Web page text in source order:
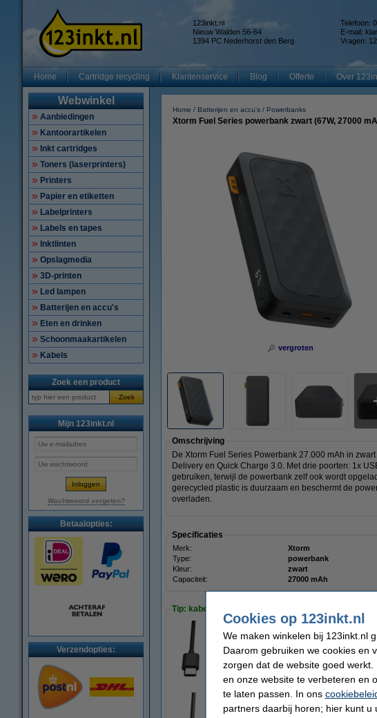
123inkt.nl
Nieuw Walden 56-64
1394 PC Nederhorst den Berg
Telefoon:
E-mail:
Vragen:
Home Cartridge recycling Klantenservice Blog Offerte Over
Webwinkel
Aanbiedingen
Kantoorartikelen
Inkt cartridges
Toners (laserprinters)
Printers
Papier en etiketten
Labelprinters
Labels en tapes
Inktlinten
Opslagmedia
3D-printen
Led lampen
Batterijen en accu's
Eten en drinken
Schoonmaakartikelen
Kabels
Zoek een product
Zoek
Mijn 123inkt.nl
Wachtwoord vergeten?
Betaalopties:
Verzendopties:
Home Batterijen en accu's Powerbanks
Xtorm Fuel Series powerbank zwart (67W, 27000
vergroten
Omschrijving
De Xtorm Fuel Series Powerbank 27.000 mAh in
Delivery en Quick Charge 3.0. Met drie poorten: 1x
gebruiken, terwijl de powerbank zelf ook wordt
gerecycled plastic is duurzaam en beschermt de
overladen.
Specificaties
Merk: Xtorm
Type:
powerbank
Kleur:
zwart
Capaciteit:
27000 mAh
Tip: kabels meebestellen
123inkt USB-A naar USB-C kabel (1
Cookies op 123inkt.nl
We maken winkelen bij 123inkt.nl
Daarom gebruiken we cookies en
zorgen dat de website goed
en onze website te verbeteren en
te laten passen. In ons
partners daarbij horen; hier kunt